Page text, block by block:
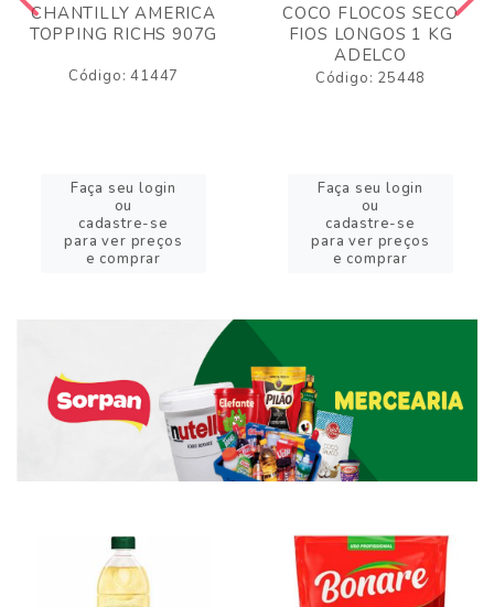
CHANTILLY AMERICA
TOPPING RICHS 907G
Código: 41447
Faça seu login
ou
cadastre-se
para ver preços
e comprar
COCO FLOCOS SECO
FIOS LONGOS 1 KG
ADELCO
Código: 25448
Faça seu login
ou
cadastre-se
para ver preços
e comprar